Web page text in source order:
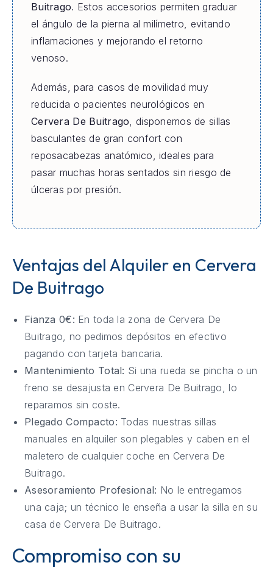
Buitrago. Estos accesorios permiten graduar
el ángulo de la pierna al milímetro, evitando
inflamaciones y mejorando el retorno
venoso.
Además, para casos de movilidad muy
reducida o pacientes neurológicos en
Cervera De Buitrago, disponemos de sillas
basculantes de gran confort con
reposacabezas anatómico, ideales para
pasar muchas horas sentados sin riesgo de
úlceras por presión.
Ventajas del Alquiler en Cervera
De Buitrago
Fianza 0€: En toda la zona de Cervera De
Buitrago, no pedimos depósitos en efectivo
pagando con tarjeta bancaria.
Mantenimiento Total: Si una rueda se pincha o un
freno se desajusta en Cervera De Buitrago, lo
reparamos sin coste.
Plegado Compacto: Todas nuestras sillas
manuales en alquiler son plegables y caben en el
maletero de cualquier coche en Cervera De
Buitrago.
Asesoramiento Profesional: No le entregamos
una caja; un técnico le enseña a usar la silla en su
casa de Cervera De Buitrago.
Compromiso con su